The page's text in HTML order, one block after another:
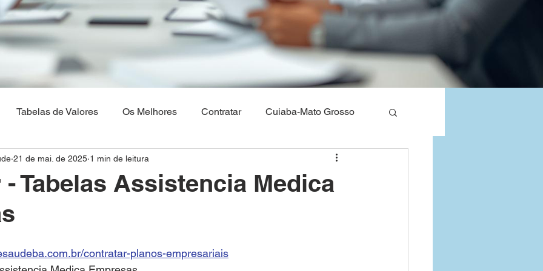
Tabelas de Valores Os Melhores Contratar Cuiaba-Mato Grosso
Os Melhores Planos de saude
Brasilia Maranhão Venda Digital
Tabelas Assistencia Medica
21 de mai. de 2025 1 min de leitura
contratar-planos-empresariais